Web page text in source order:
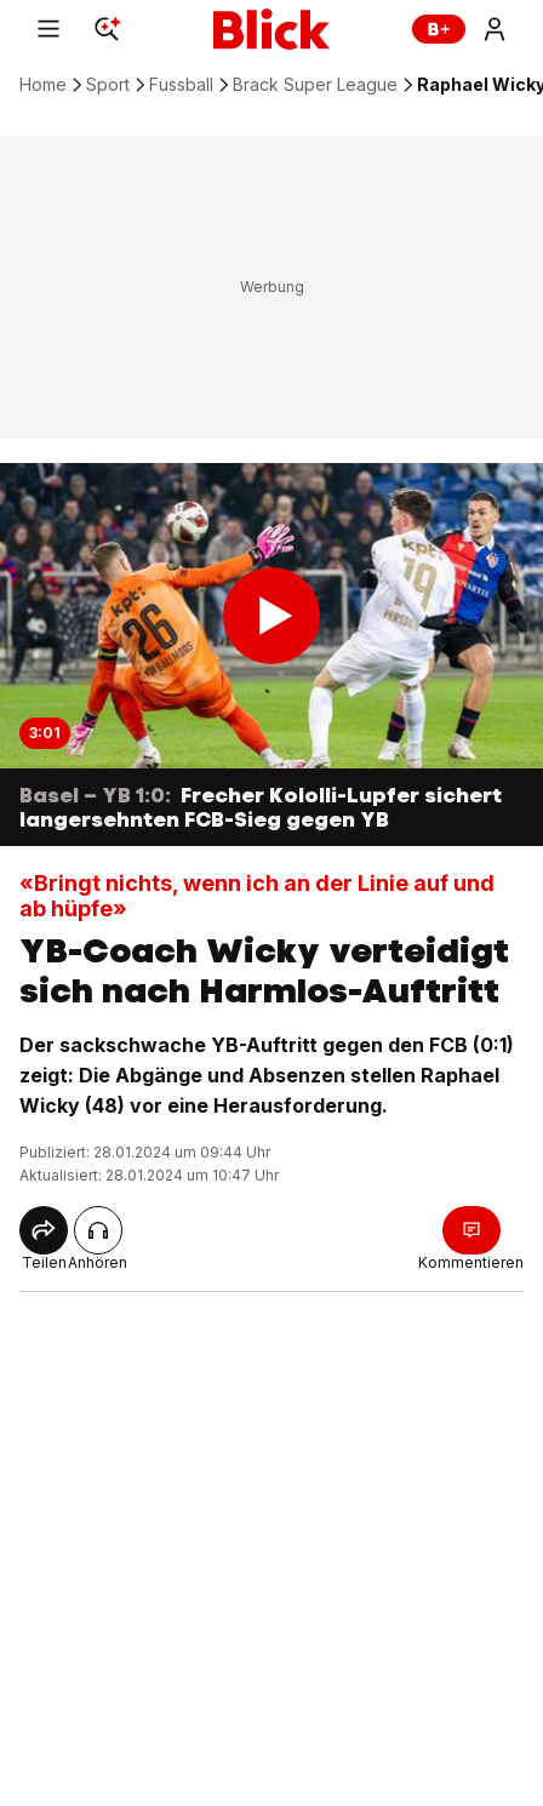
Home Sport Fussball Brack Super League Raphael
3:01
Basel – YB 1:0: Frecher Kololli-Lupfer sichert
langersehnten FCB-Sieg gegen YB
«Bringt nichts, wenn ich an der Linie auf und
ab hüpfe»
YB-Coach Wicky verteidigt
sich nach Harmlos-Auftritt
Der sackschwache YB-Auftritt gegen den FCB (0:1)
zeigt: Die Abgänge und Absenzen stellen Raphael
Wicky (48) vor eine Herausforderung.
Publiziert: 28.01.2024 um 09:44 Uhr
Aktualisiert: 28.01.2024 um 10:47 Uhr
TeilenAnhören Kommentieren